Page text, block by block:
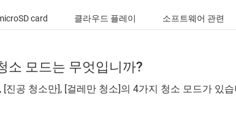
card 클라우드 플레이 소프트웨어 관련
소 모드는 무엇입니까?
진공 청소만], [걸레만 청소]의 4가지 청소 모드가 있